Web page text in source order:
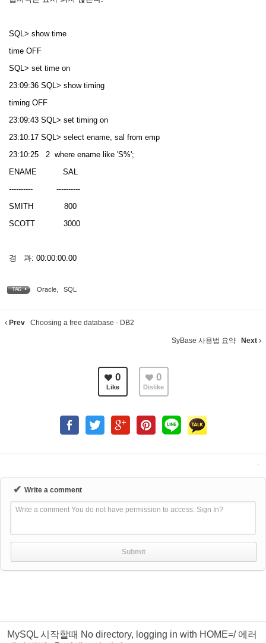
SQL> show time
time OFF
SQL> set time on
23:09:36 SQL> show timing
timing OFF
23:09:43 SQL> set timing on
23:10:17 SQL> select ename, sal from emp
23:10:25 2 where ename like 'S%';
ENAME SAL
---------- ----------
SMITH 800
SCOTT 3000
경 과: 00:00:00.00
TAG • Oracle SQL
Prev Choosing a free database - DB2
SyBase 사용법 요약 Next
0
Like
0
Dislike
✔ Write a comment
Write a comment You do not have permission to access. Sign In?
MySQL 시작할때 No directory, logging in with HOME=/ 에러